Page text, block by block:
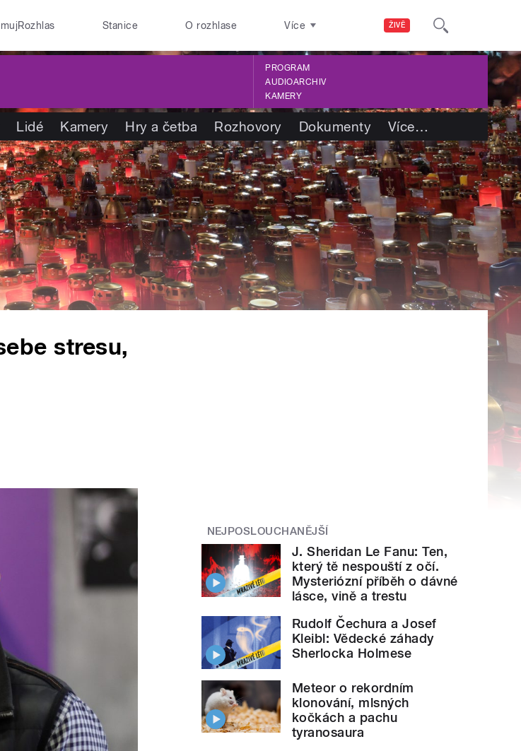
ŽIVĚ
mujRozhlas Stanice O rozhlase Více
PROGRAM
AUDIOARCHIV
KAMERY
Lidé Kamery Hry a četba Rozhovory Dokumenty Více…
stresu,
NEJPOSLOUCHANĚJŠÍ
J. Sheridan Le Fanu: Ten,
který tě nespouští z očí.
Mysteriózní příběh o dávné
lásce, vině a trestu
Rudolf Čechura a Josef
Kleibl: Vědecké záhady
Sherlocka Holmese
Meteor o rekordním
klonování, mlsných
kočkách a pachu
tyranosaura